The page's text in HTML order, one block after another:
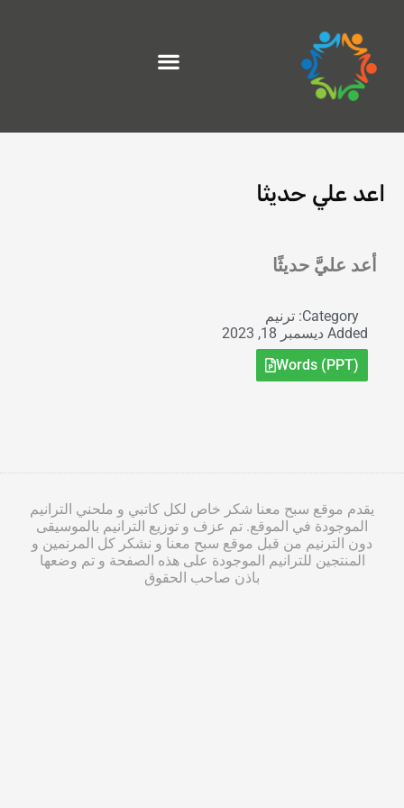
المحتوى
اعد علي حديثا
أعد عليَّ حديثًا
Category: ترنيم
Added ديسمبر 18, 2023
Words (PPT)
يقدم موقع سبح معنا شكر خاص لكل كاتبي و ملحني الترانيم
الموجودة في الموقع. تم عزف و توزيع الترانيم بالموسيقى
دون الترنيم من قبل موقع سبح معنا و نشكر كل المرنمين و
المنتجين للترانيم الموجودة على هذه الصفحة و تم وضعها
باذن صاحب الحقوق